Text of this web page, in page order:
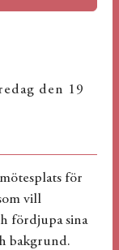
den 19
för
vill
fördjupa sina
bakgrund.